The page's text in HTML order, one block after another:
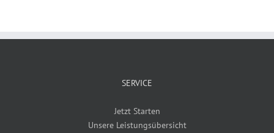
SERVICE
Jetzt Starten
Unsere Leistungsübersicht